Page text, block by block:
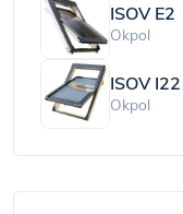
ISOV E2
Okpol
ISOV I22
Okpol